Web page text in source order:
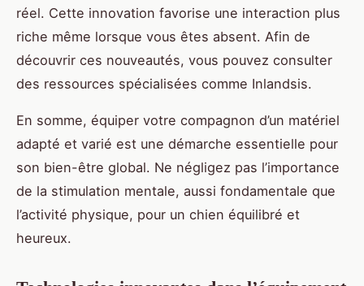
réel. Cette innovation favorise une interaction plus
riche même lorsque vous êtes absent. Afin de
découvrir ces nouveautés, vous pouvez consulter
des ressources spécialisées comme Inlandsis.
En somme, équiper votre compagnon d’un matériel
adapté et varié est une démarche essentielle pour
son bien-être global. Ne négligez pas l’importance
de la stimulation mentale, aussi fondamentale que
l’activité physique, pour un chien équilibré et
heureux.